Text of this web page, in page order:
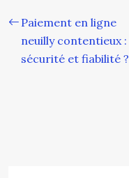
Paiement en ligne
neuilly contentieux :
sécurité et fiabilité ?